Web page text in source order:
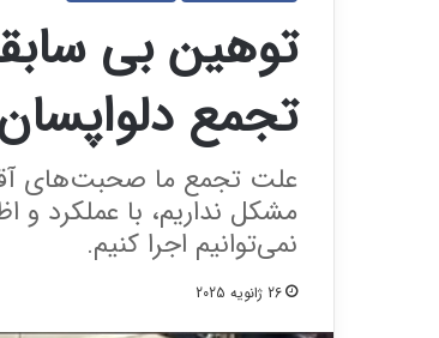
توهین بی
تجمع
علت تجمع ما صحبت‌های
مشکل نداریم، با عملکرد و
نمی‌توانیم اجرا کنیم.
26 ژانویه 2025